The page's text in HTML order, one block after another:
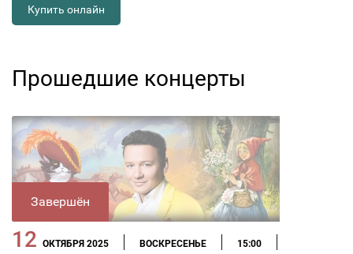
Купить онлайн
Прошедшие концерты
Завершён
12 ОКТЯБРЯ 2025 ВОСКРЕСЕНЬЕ 15:00